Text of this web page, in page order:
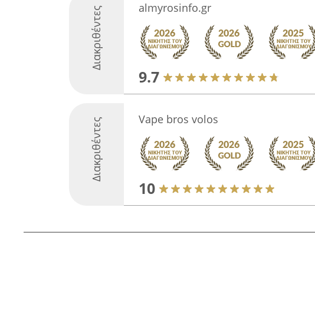
Διακριθέντες almyrosinfo.gr
9.7
Διακριθέντες Vape bros volos
10